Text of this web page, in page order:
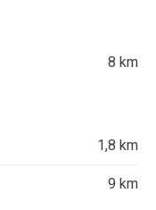
8 km
1,8 km
9 km